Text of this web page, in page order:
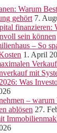
Warum
gehört 7.
finanzieren:
sein können
– So
1. April
mit
Was
– warum
ablösen 27.